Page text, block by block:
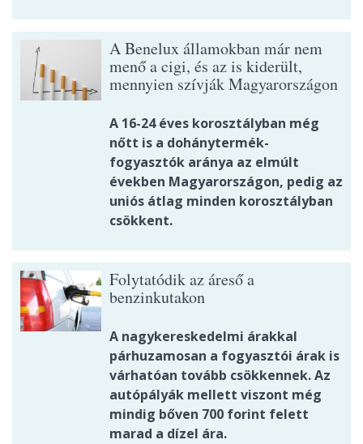
A Benelux államokban már nem
menő a cigi, és az is kiderült,
mennyien szívják Magyarországon
A 16-24 éves korosztályban még
nőtt is a dohánytermék-
fogyasztók aránya az elmúlt
években Magyarországon, pedig az
uniós átlag minden korosztályban
csökkent.
Folytatódik az áreső a
benzinkutakon
A nagykereskedelmi árakkal
párhuzamosan a fogyasztói árak is
várhatóan tovább csökkennek. Az
autópályák mellett viszont még
mindig bőven 700 forint felett
marad a dízel ára.